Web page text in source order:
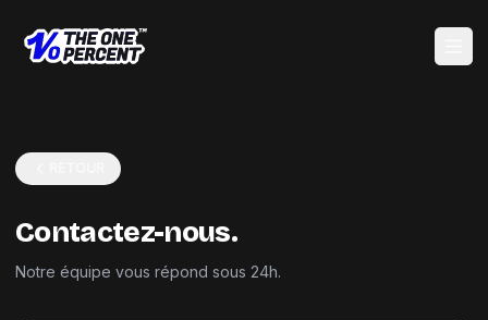
Contactez-nous.
Notre équipe vous répond sous 24h.